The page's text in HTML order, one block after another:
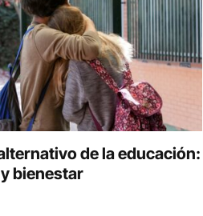
de la educación:
bienestar